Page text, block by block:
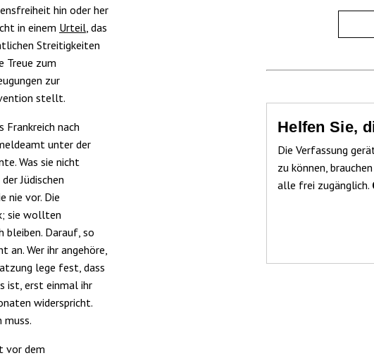
hin oder her
in einem Urteil, das
Streitigkeiten
Treue zum
zur
stellt.
Frankreich nach
unter der
Was sie nicht
Jüdischen
nie vor. Die
sie wollten
bleiben. Darauf, so
an. Wer ihr angehöre,
lege fest, dass
ist, erst einmal ihr
widerspricht.
muss.
vor dem
Helfen Sie,
Die Verfassung
zu können,
alle frei zugänglich.